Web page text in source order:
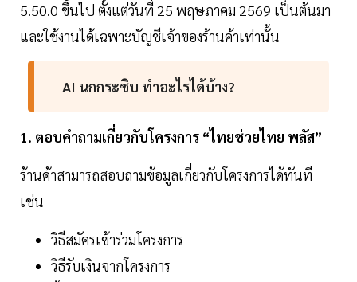
5.50.0 ขึ้นไป ตั้งแต่วันที่ 25 พฤษภาคม 2569 เป็นต้นมา
และใช้งานได้เฉพาะบัญชีเจ้าของร้านค้าเท่านั้น
AI นกกระซิบ ทำอะไรได้บ้าง?
1. ตอบคำถามเกี่ยวกับโครงการ “ไทยช่วยไทย พลัส”
ร้านค้าสามารถสอบถามข้อมูลเกี่ยวกับโครงการได้ทันที
เช่น
วิธีสมัครเข้าร่วมโครงการ
วิธีรับเงินจากโครงการ